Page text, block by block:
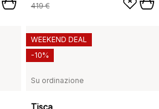
419 €
Su ordinazione
Tisca
WEEKEND DEAL
-10%